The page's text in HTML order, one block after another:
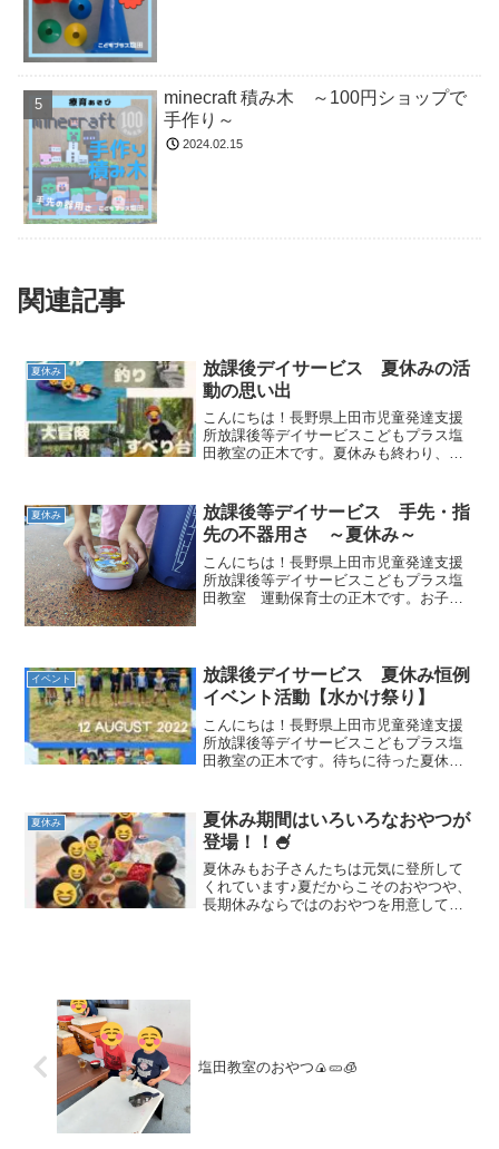
minecraft 積み木 ～100円ショップで
手作り～
2024.02.15
関連記事
夏休み
放課後デイサービス 夏休みの活
動の思い出
こんにちは！長野県上田市児童発達支援
所放課後等デイサービスこどもプラス塩
田教室の正木です。夏休みも終わり、お
思い出せるように写真ギャラリーこども
プラスに通うお子さんで楽...
夏休み
放課後等デイサービス 手先・指
先の不器用さ ～夏休み～
こんにちは！長野県上田市児童発達支援
所放課後等デイサービスこどもプラス塩
田教室 運動保育士の正木です。お子さ
室では、自由遊びで楽しみな...
イベント
放課後デイサービス 夏休み恒例
イベント活動【水かけ祭り】
こんにちは！長野県上田市児童発達支援
所放課後等デイサービスこどもプラス塩
田教室の正木です。待ちに待った夏休み
用意しました！天気も暑すぎないで丁度
よい天気でした。まずは１．...
夏休み
夏休み期間はいろいろなおやつが
登場！！🍧
夏休みもお子さんたちは元気に登所して
くれています♪夏だからこそのおやつや、
長期休みならではのおやつを用意してい
塩田教室のおやつ🍙🥒🧊